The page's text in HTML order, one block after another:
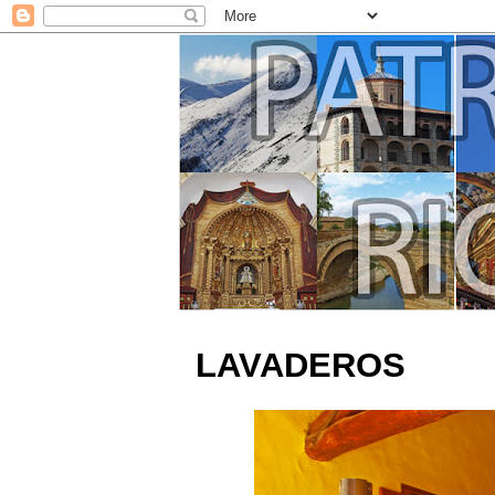
LAVADEROS